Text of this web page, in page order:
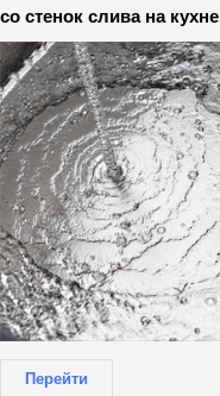
со стенок слива на кухне
Перейти